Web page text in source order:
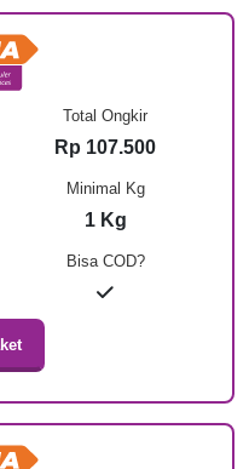
Bisa COD?
Total Ongkir
Rp 107.500
Minimal Kg
1 Kg